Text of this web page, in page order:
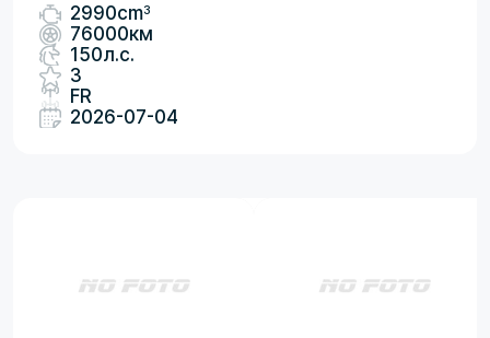
2990cm3
76000км
150л.с.
3
FR
2026-07-04